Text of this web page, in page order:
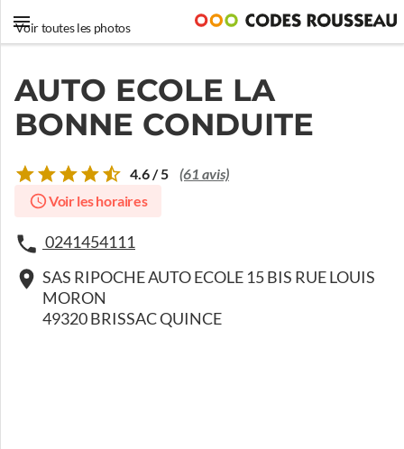
Voir toutes les photos
AUTO ECOLE LA
BONNE CONDUITE
4.6 / 5 (61 avis)
Voir les horaires
0241454111
SAS RIPOCHE AUTO ECOLE 15 BIS RUE LOUIS
MORON
49320 BRISSAC QUINCE